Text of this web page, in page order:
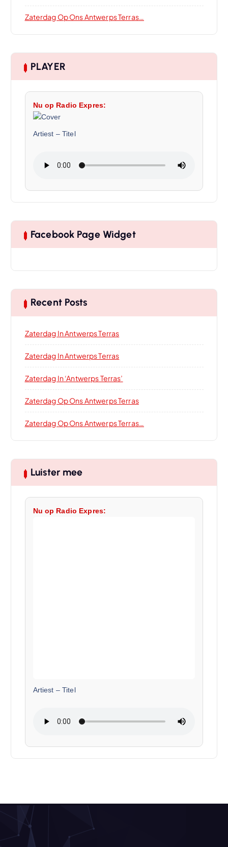
Zaterdag Op Ons Antwerps Terras…
PLAYER
Nu op Radio Expres:
Artiest – Titel
Facebook Page Widget
Recent Posts
Zaterdag In Antwerps Terras
Zaterdag In Antwerps Terras
Zaterdag In ‘Antwerps Terras’
Zaterdag Op Ons Antwerps Terras
Zaterdag Op Ons Antwerps Terras…
Luister mee
Nu op Radio Expres:
Artiest – Titel